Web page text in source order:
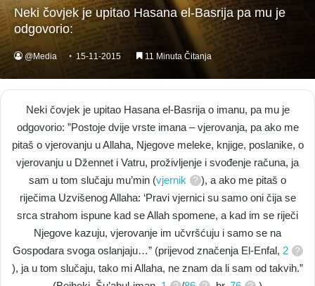
Neki čovjek je upitao Hasana el-Basrija pa mu je
odgovorio:
@Media 15-11-2015 11 Minuta Čitanja
Neki čovjek je upitao Hasana el-Basrija o imanu, pa mu je
odgovorio: ”Postoje dvije vrste imana – vjerovanja, pa ako me
pitaš o vjerovanju u Allaha, Njegove meleke, knjige, poslanike, o
vjerovanju u Džennet i Vatru, proživljenje i svođenje računa, ja
sam u tom slučaju mu’min (vjernik
), a ako me pitaš o
riječima Uzvišenog Allaha: ‘Pravi vjernici su samo oni čija se
srca strahom ispune kad se Allah spomene, a kad im se riječi
Njegove kazuju, vjerovanje im učvršćuju i samo se na
Gospodara svoga oslanjaju…” (prijevod značenja El-Enfal, 2
), ja u tom slučaju, tako mi Allaha, ne znam da li sam od takvih.”